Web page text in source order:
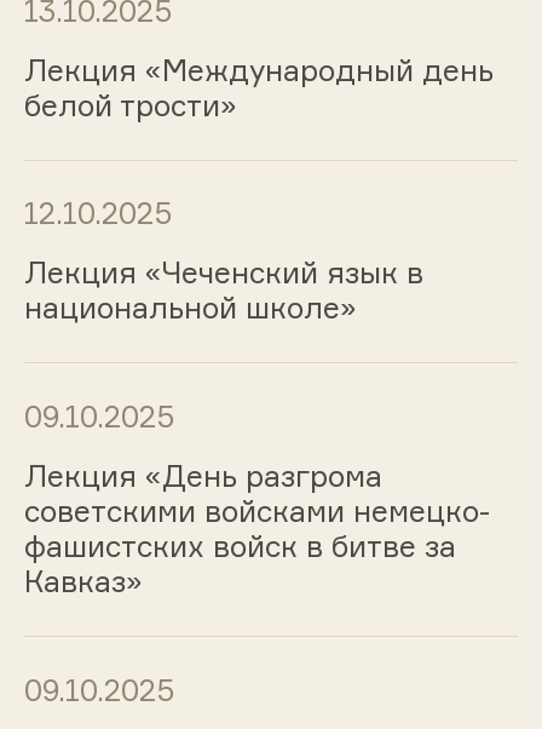
13.10.2025
Лекция «Международный день
белой трости»
12.10.2025
Лекция «Чеченский язык в
национальной школе»
09.10.2025
Лекция «День разгрома
советскими войсками немецко-
фашистских войск в битве за
Кавказ»
09.10.2025